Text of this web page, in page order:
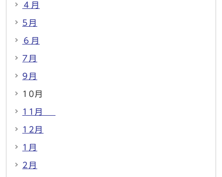
４月
5月
６月
7月
9月
10月
11月
12月
1月
2月